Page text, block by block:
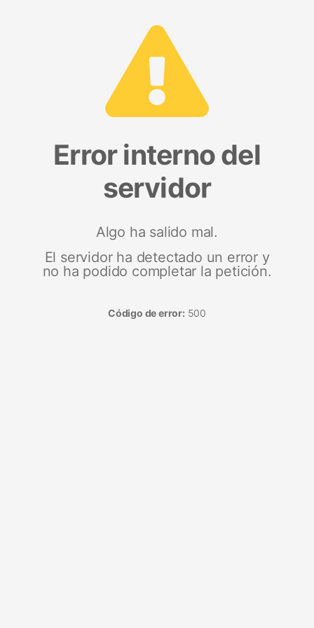
Error interno del
servidor
Algo ha salido mal.
El servidor ha detectado un error y
no ha podido completar la petición.
Código de error: 500